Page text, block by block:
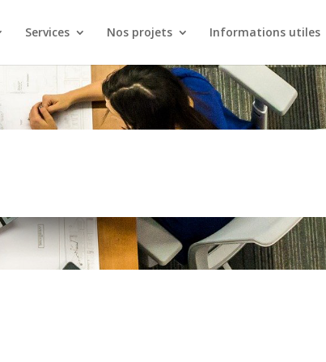
Services Nos projets Informations utiles